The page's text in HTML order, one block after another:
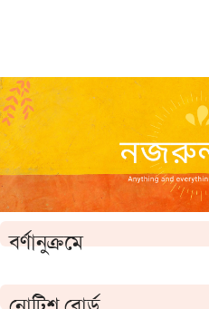
বর্ণানুক্রমে